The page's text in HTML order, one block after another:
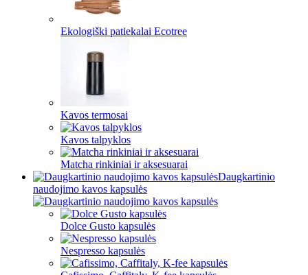
Ekologiški patiekalai Ecotree
Kavos termosai
Kavos talpyklos
Matcha rinkiniai ir aksesuarai
Daugkartinio
naudojimo kavos kapsulės
Dolce Gusto kapsulės
Nespresso kapsulės